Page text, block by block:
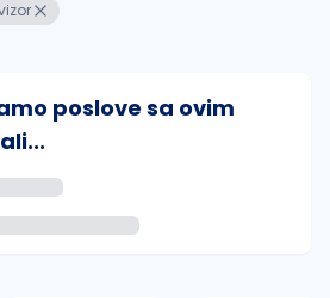
poslove sa ovim